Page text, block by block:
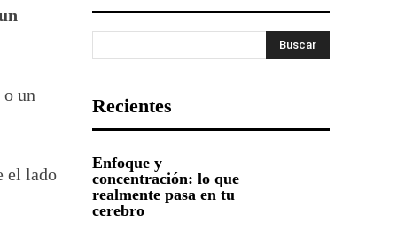
un
el lado
Buscar
Recientes
Enfoque y
concentración: lo que
realmente pasa en tu
cerebro